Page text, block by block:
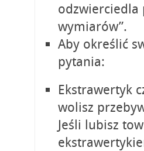
odzwierciedla
wymiarów”.
Aby określić
pytania:
Ekstrawertyk
wolisz
Jeśli lubisz